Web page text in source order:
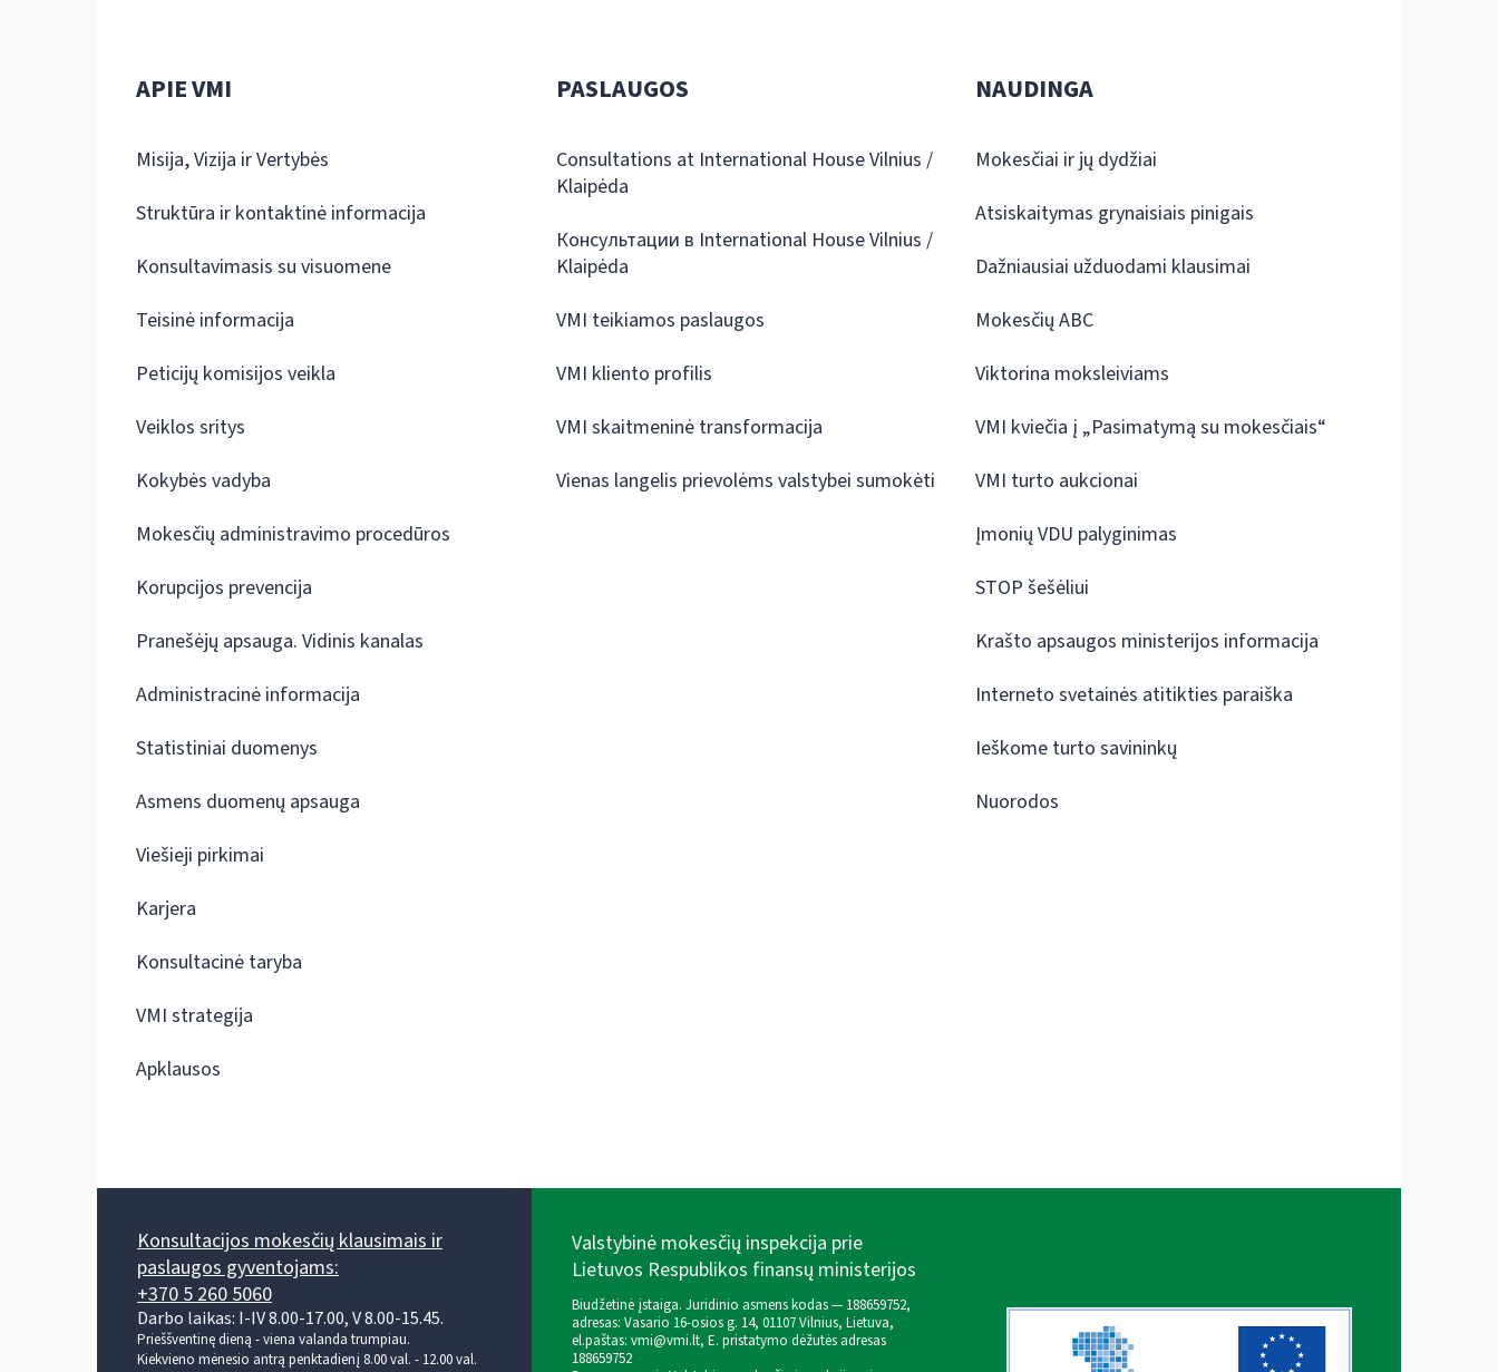
APIE VMI
Misija, Vizija ir Vertybės
Struktūra ir kontaktinė informacija
Konsultavimasis su visuomene
Teisinė informacija
Peticijų komisijos veikla
Veiklos sritys
Kokybės vadyba
Mokesčių administravimo procedūros
Korupcijos prevencija
Pranešėjų apsauga. Vidinis kanalas
Administracinė informacija
Statistiniai duomenys
Asmens duomenų apsauga
Viešieji pirkimai
Karjera
Konsultacinė taryba
VMI strategija
Apklausos
PASLAUGOS
Consultations at International House Vilnius /
Klaipėda
Консультации в International House Vilnius /
Klaipėda
VMI teikiamos paslaugos
VMI kliento profilis
VMI skaitmeninė transformacija
Vienas langelis prievolėms valstybei sumokėti
NAUDINGA
Mokesčiai ir jų dydžiai
Atsiskaitymas grynaisiais pinigais
Dažniausiai užduodami klausimai
Mokesčių ABC
Viktorina moksleiviams
VMI kviečia į „Pasimatymą su mokesčiais“
VMI turto aukcionai
Įmonių VDU palyginimas
STOP šešėliui
Krašto apsaugos ministerijos informacija
Interneto svetainės atitikties paraiška
Ieškome turto savininkų
Nuorodos
Konsultacijos mokesčių klausimais ir
paslaugos gyventojams:
+370 5 260 5060
Darbo laikas: I-IV 8.00-17.00, V 8.00-15.45.
Prieššventinę dieną - viena valanda trumpiau.
Kiekvieno mėnesio antrą penktadienį 8.00 val. - 12.00 val.
Valstybinė mokesčių inspekcija prie
Lietuvos Respublikos finansų ministerijos
Biudžetinė įstaiga. Juridinio asmens kodas — 188659752,
adresas: Vasario 16-osios g. 14, 01107 Vilnius, Lietuva,
el.paštas: vmi@vmi.lt, E. pristatymo dėžutės adresas
188659752